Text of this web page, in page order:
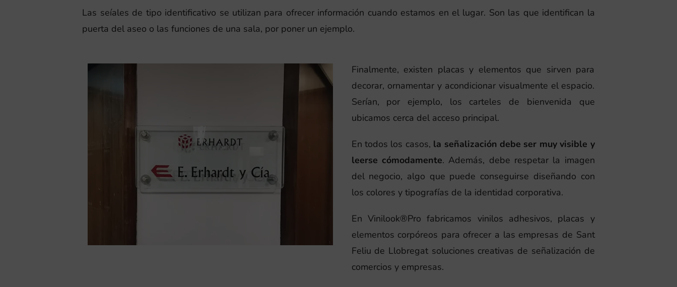
Las seíales de tipo identificativo se utilizan para ofrecer información cuando estamos en el lugar. Son las que identifican la
puerta del aseo o las funciones de una sala, por poner un ejemplo.
Finalmente, existen placas y elementos que sirven para
decorar, ornamentar y acondicionar visualmente el espacio.
Serían, por ejemplo, los carteles de bienvenida que
ubicamos cerca del acceso principal.
En todos los casos, la señalización debe ser muy visible y
leerse cómodamente. Además, debe respetar la imagen
del negocio, algo que puede conseguirse diseñando con
los colores y tipografías de la identidad corporativa.
En Vinilook®Pro fabricamos vinilos adhesivos, placas y
elementos corpóreos para ofrecer a las empresas de Sant
Feliu de Llobregat soluciones creativas de señalización de
comercios y empresas.